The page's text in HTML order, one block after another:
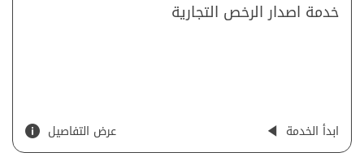
خدمة اصدار الرخص التجارية
ابدأ الخدمة عرض التفاصيل